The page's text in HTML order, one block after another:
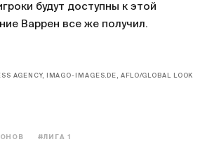
будут доступны к этой
Варрен все же получил.
AGENCY, IMAGO-IMAGES.DE, AFLO/GLOBAL LOOK
#ЛИГА 1